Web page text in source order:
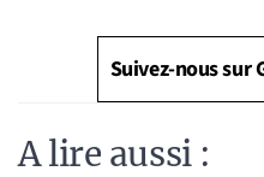
Suivez-nous sur
A lire aussi :